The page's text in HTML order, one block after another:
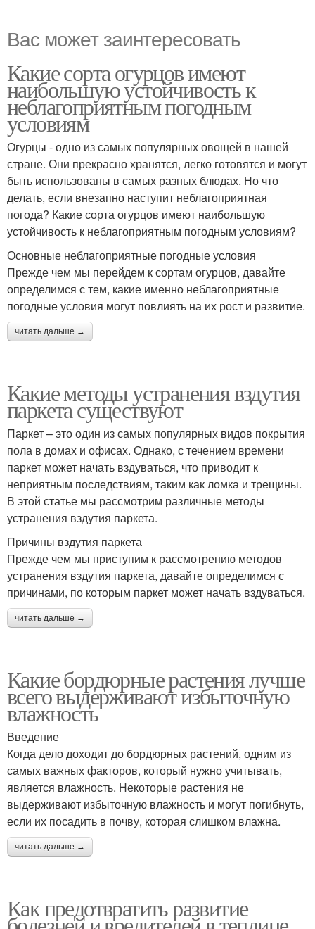
Вас может заинтересовать
Какие сорта огурцов имеют
наибольшую устойчивость к
неблагоприятным погодным
условиям
Огурцы - одно из самых популярных овощей в нашей
стране. Они прекрасно хранятся, легко готовятся и могут
быть использованы в самых разных блюдах. Но что
делать, если внезапно наступит неблагоприятная
погода? Какие сорта огурцов имеют наибольшую
устойчивость к неблагоприятным погодным условиям?
Основные неблагоприятные погодные условия
Прежде чем мы перейдем к сортам огурцов, давайте
определимся с тем, какие именно неблагоприятные
погодные условия могут повлиять на их рост и развитие.
читать дальше →
Какие методы устранения вздутия
паркета существуют
Паркет – это один из самых популярных видов покрытия
пола в домах и офисах. Однако, с течением времени
паркет может начать вздуваться, что приводит к
неприятным последствиям, таким как ломка и трещины.
В этой статье мы рассмотрим различные методы
устранения вздутия паркета.
Причины вздутия паркета
Прежде чем мы приступим к рассмотрению методов
устранения вздутия паркета, давайте определимся с
причинами, по которым паркет может начать вздуваться.
читать дальше →
Какие бордюрные растения лучше
всего выдерживают избыточную
влажность
Введение
Когда дело доходит до бордюрных растений, одним из
самых важных факторов, который нужно учитывать,
является влажность. Некоторые растения не
выдерживают избыточную влажность и могут погибнуть,
если их посадить в почву, которая слишком влажна.
читать дальше →
Как предотвратить развитие